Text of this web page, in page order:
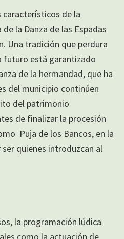
característicos de la
la Danza de las Espadas
Una tradición que perdura
futuro está garantizado
de la hermandad, que ha
del municipio continúen
del patrimonio
de finalizar la procesión
Puja de los Bancos, en la
quienes introduzcan al
la programación lúdica
como la actuación de